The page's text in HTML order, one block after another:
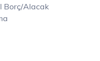
Borç/Alacak